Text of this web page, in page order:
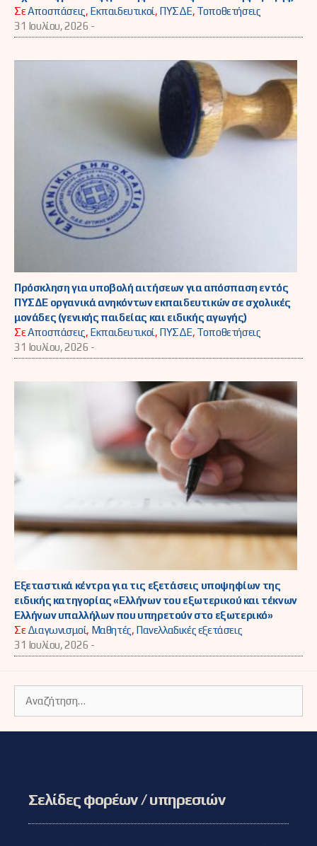
ΣεΑποσπάσεις, Εκπαιδευτικοί, ΠΥΣΔΕ, Τοποθετήσεις
31 Ιουλίου, 2026 -
Πρόσκληση για υποβολή αιτήσεων για απόσπαση εντός
ΠΥΣΔΕ οργανικά ανηκόντων εκπαιδευτικών σε σχολικές
μονάδες (γενικής παιδείας και ειδικής αγωγής)
ΣεΑποσπάσεις, Εκπαιδευτικοί, ΠΥΣΔΕ, Τοποθετήσεις
31 Ιουλίου, 2026 -
Εξεταστικά κέντρα για τις εξετάσεις υποψηφίων της
ειδικής κατηγορίας «Ελλήνων του εξωτερικού και τέκνων
Ελλήνων υπαλλήλων που υπηρετούν στο εξωτερικό»
ΣεΔιαγωνισμοί, Μαθητές, Πανελλαδικές εξετάσεις
31 Ιουλίου, 2026 -
για:
Σελίδες φορέων / υπηρεσιών